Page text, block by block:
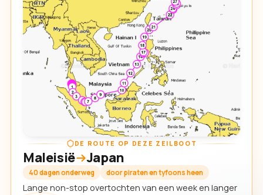
DE ROUTE OP DEZE ZEILBOOT
Maleisië Japan
40 dagen onderweg door piraten en tyfoons heen
Lange non-stop overtochten van een week en langer